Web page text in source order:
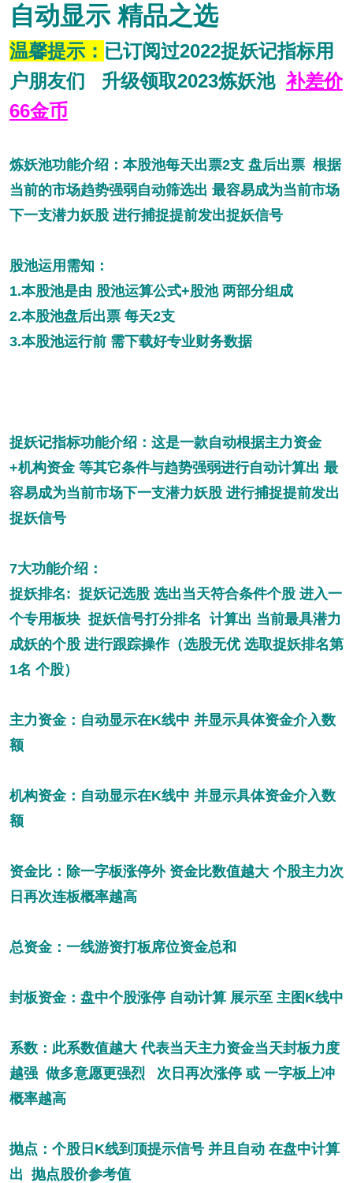
自动显示 精品之选
温馨提示： 已订阅过2022捉妖记指标用
户朋友们 升级领取2023炼妖池 补差价
66金币
炼妖池功能介绍：本股池每天出票2支 盘后出票 根据
当前的市场趋势强弱自动筛选出 最容易成为当前市场
下一支潜力妖股 进行捕捉提前发出捉妖信号
股池运用需知：
1.本股池是由 股池运算公式+股池 两部分组成
2.本股池盘后出票 每天2支
3.本股池运行前 需下载好专业财务数据
捉妖记指标功能介绍：这是一款自动根据主力资金
+机构资金 等其它条件与趋势强弱进行自动计算出 最
容易成为当前市场下一支潜力妖股 进行捕捉提前发出
捉妖信号
7大功能介绍：
捉妖排名: 捉妖记选股 选出当天符合条件个股 进入一
个专用板块 捉妖信号打分排名 计算出 当前最具潜力
成妖的个股 进行跟踪操作（选股无优 选取捉妖排名第
1名 个股）
主力资金：自动显示在K线中 并显示具体资金介入数
额
机构资金：自动显示在K线中 并显示具体资金介入数
额
资金比：除一字板涨停外 资金比数值越大 个股主力次
日再次连板概率越高
总资金：一线游资打板席位资金总和
封板资金：盘中个股涨停 自动计算 展示至 主图K线中
系数：此系数值越大 代表当天主力资金当天封板力度
越强 做多意愿更强烈 次日再次涨停 或 一字板上冲
概率越高
抛点：个股日K线到顶提示信号 并且自动 在盘中计算
出 抛点股价参考值